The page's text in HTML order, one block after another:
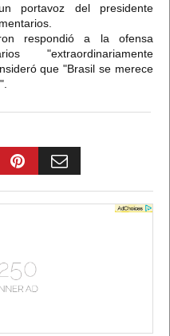
portavoz del presidente
respondió a la ofensa
"extraordinariamente
que "Brasil se merece